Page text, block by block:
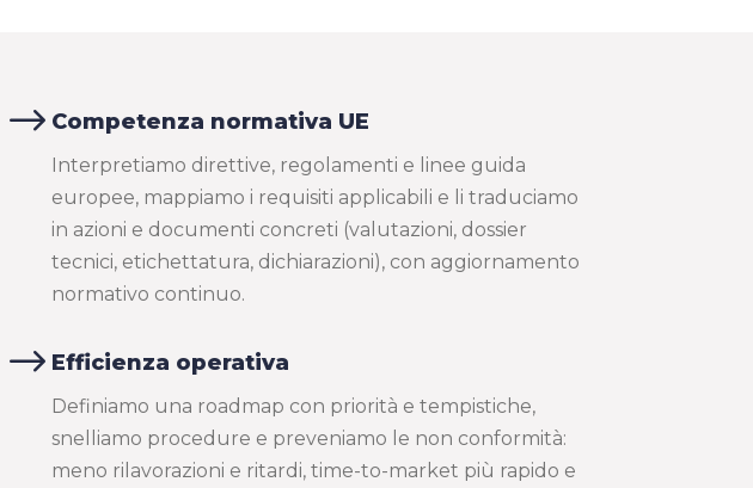
$ Competenza normativa UE
Interpretiamo direttive, regolamenti e linee guida
europee, mappiamo i requisiti applicabili e li traduciamo
in azioni e documenti concreti (valutazioni, dossier
tecnici, etichettatura, dichiarazioni), con aggiornamento
normativo continuo.
$ Efficienza operativa
Definiamo una roadmap con priorità e tempistiche,
snelliamo procedure e preveniamo le non conformità:
meno rilavorazioni e ritardi, time-to-market più rapido e